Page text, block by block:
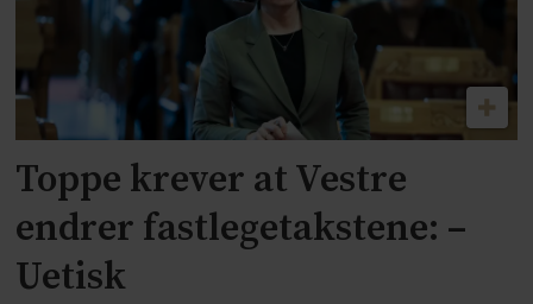
Toppe krever at Vestre
endrer fastlegetakstene: –
Uetisk